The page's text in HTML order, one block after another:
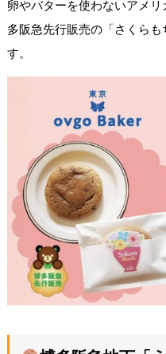
卵やバターを使わないアメ
多阪急先行販売の「さくら
す。